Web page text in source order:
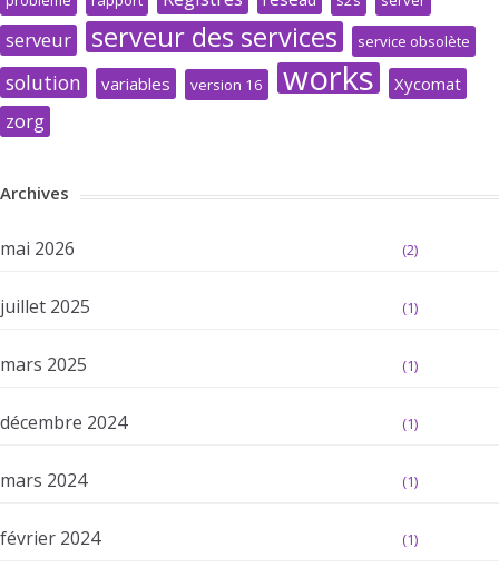
serveur serveur des services service obsolète
solution variables version 16 works Xycomat
zorg
Archives
mai 2026 (2)
juillet 2025 (1)
mars 2025 (1)
décembre 2024 (1)
mars 2024 (1)
février 2024 (1)